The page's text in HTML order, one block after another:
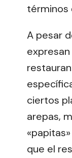
términos
A pesar
ciertos
arepas,
que el